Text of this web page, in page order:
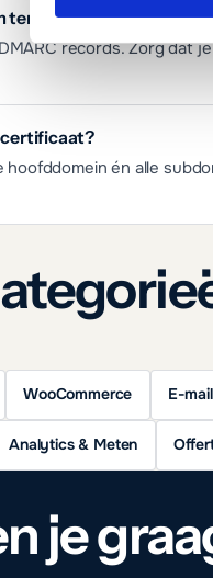
terecht: wat nu?
records. Zorg dat
certificaat?
hoofddomein én alle
WooCommerce E-
Analytics & Meten
je